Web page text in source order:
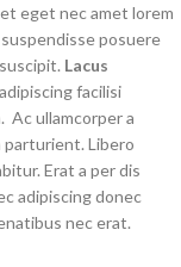
eget nec amet lorem
posuere
Lacus
facilisi
Ac ullamcorper a
parturient. Libero
Erat a per dis
adipiscing donec
nec erat.